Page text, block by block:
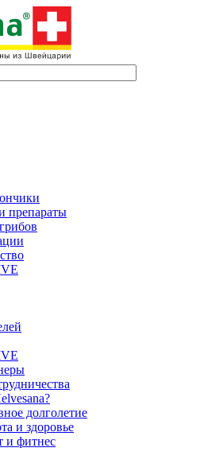
препараты
долголетие
и здоровье
и фитнес